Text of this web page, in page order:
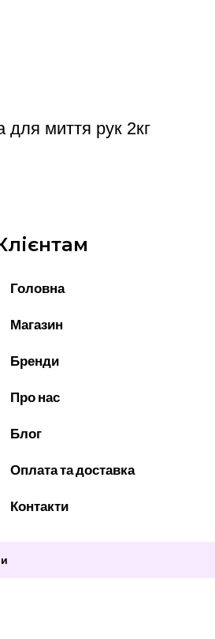
миття рук 2кг
Головна
Магазин
Бренди
Про нас
Блог
Оплата та доставка
Контакти